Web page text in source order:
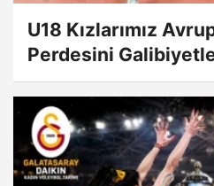
U18 Kızlarımız
Perdesini